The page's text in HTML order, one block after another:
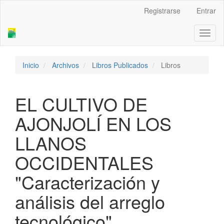
Barra
Registrarse Entrar
Inicio Archivos Libros Publicados Libros
EL CULTIVO DE
AJONJOLÍ EN LOS
LLANOS
OCCIDENTALES
"Caracterización y
análisis del arreglo